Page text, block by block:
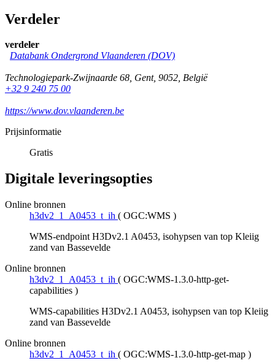
Verdeler
verdeler
Databank Ondergrond Vlaanderen (DOV)
Technologiepark-Zwijnaarde 68, Gent, 9052, België
+32 9 240 75 00
https://www.dov.vlaanderen.be
Prijsinformatie
Gratis
Digitale leveringsopties
Online bronnen
h3dv2_1_A0453_t_ih ( OGC:WMS )
WMS-endpoint H3Dv2.1 A0453, isohypsen van top Kleiig
zand van Bassevelde
Online bronnen
h3dv2_1_A0453_t_ih ( OGC:WMS-1.3.0-http-get-
capabilities )
WMS-capabilities H3Dv2.1 A0453, isohypsen van top Kleiig
zand van Bassevelde
Online bronnen
h3dv2_1_A0453_t_ih ( OGC:WMS-1.3.0-http-get-map )